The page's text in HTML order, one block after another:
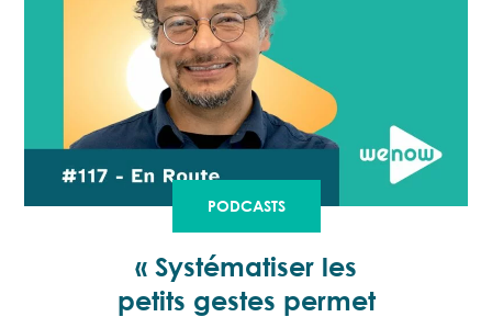
PODCASTS
« Systématiser les
petits gestes permet